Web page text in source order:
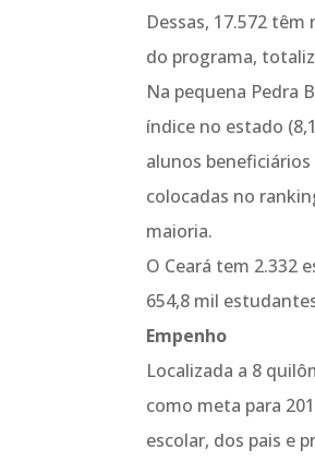
Dessas, 17.572
do programa,
Na pequena Pedra
índice no estado
alunos
colocadas no
maioria.
O Ceará tem 2.332
654,8 mil
Empenho
Localizada a 8
como meta para
escolar, dos pais e